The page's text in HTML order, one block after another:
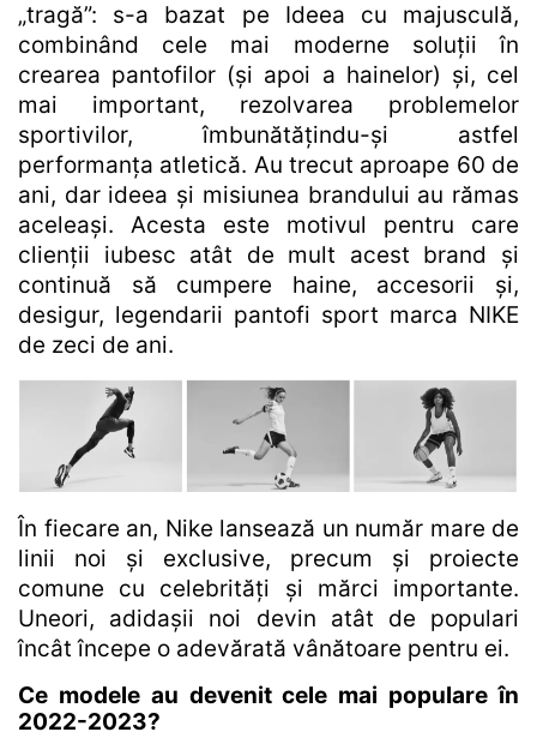
„tragă”: s-a bazat pe Ideea cu majusculă,
combinând cele mai moderne soluții în
crearea pantofilor (și apoi a hainelor) și, cel
mai important, rezolvarea problemelor
sportivilor, îmbunătățindu-și astfel
performanța atletică. Au trecut aproape 60 de
ani, dar ideea și misiunea brandului au rămas
aceleași. Acesta este motivul pentru care
clienții iubesc atât de mult acest brand și
continuă să cumpere haine, accesorii și,
desigur, legendarii pantofi sport marca NIKE
de zeci de ani.
În fiecare an, Nike lansează un număr mare de
linii noi și exclusive, precum și proiecte
comune cu celebrități și mărci importante.
Uneori, adidașii noi devin atât de populari
încât începe o adevărată vânătoare pentru ei.
Ce modele au devenit cele mai populare în
2022-2023?